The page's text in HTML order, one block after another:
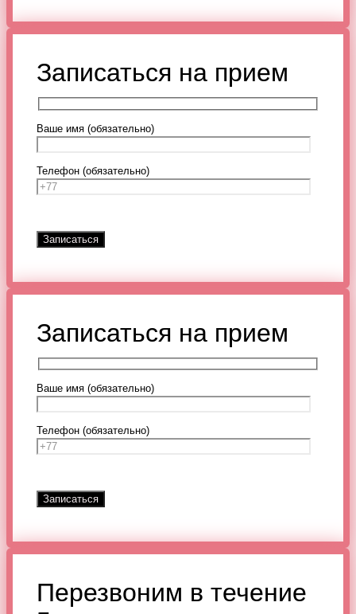
Записаться на прием
Ваше имя (обязательно)
Телефон (обязательно)
Записаться на прием
Ваше имя (обязательно)
Телефон (обязательно)
Перезвоним в течение